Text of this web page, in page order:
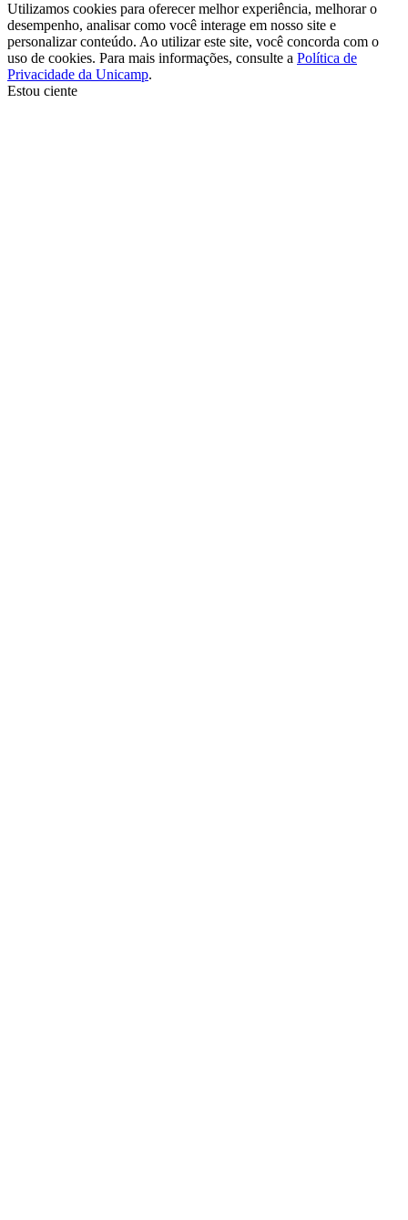
Utilizamos cookies para oferecer melhor experiência, melhorar o
desempenho, analisar como você interage em nosso site e
personalizar conteúdo. Ao utilizar este site, você concorda com o
uso de cookies. Para mais informações, consulte a Política de
Privacidade da Unicamp.
Estou ciente